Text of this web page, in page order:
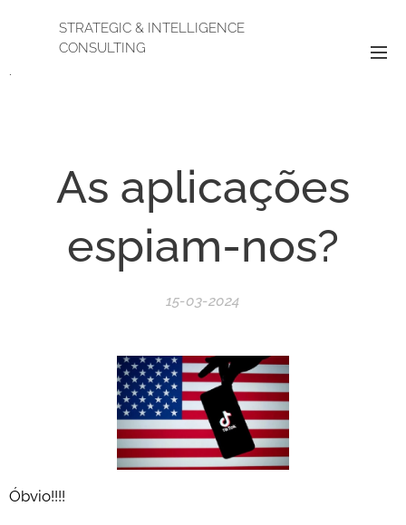
STRATEGIC & INTELLIGENCE
CONSULTING
.
As aplicações
espiam-nos?
15-03-2024
Óbvio!!!!